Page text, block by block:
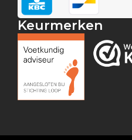
Keurmerken